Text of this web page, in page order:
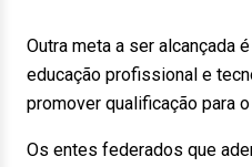
Outra meta a ser alcançada
educação profissional e
promover qualificação para
Os entes federados que